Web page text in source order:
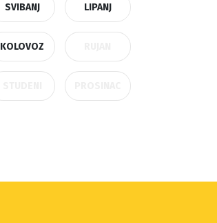
SVIBANJ LIPANJ
KOLOVOZ